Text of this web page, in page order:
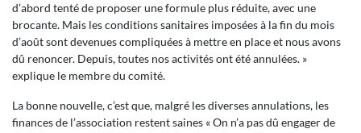
d’abord tenté de proposer une formule plus réduite, avec une
brocante. Mais les conditions sanitaires imposées à la fin du mois
d’août sont devenues compliquées à mettre en place et nous avons
dû renoncer. Depuis, toutes nos activités ont été annulées. »
explique le membre du comité.
La bonne nouvelle, c’est que, malgré les diverses annulations, les
finances de l’association restent saines « On n’a pas dû engager de